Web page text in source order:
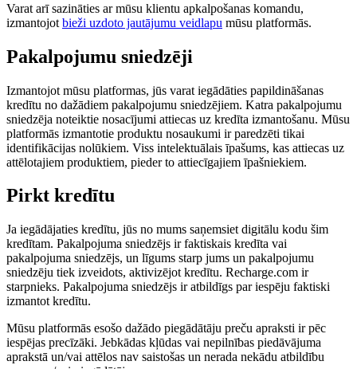
Varat arī sazināties ar mūsu klientu apkalpošanas komandu,
izmantojot bieži uzdoto jautājumu veidlapu mūsu platformās.
Pakalpojumu sniedzēji
Izmantojot mūsu platformas, jūs varat iegādāties papildināšanas
kredītu no dažādiem pakalpojumu sniedzējiem. Katra pakalpojumu
sniedzēja noteiktie nosacījumi attiecas uz kredīta izmantošanu. Mūsu
platformās izmantotie produktu nosaukumi ir paredzēti tikai
identifikācijas nolūkiem. Viss intelektuālais īpašums, kas attiecas uz
attēlotajiem produktiem, pieder to attiecīgajiem īpašniekiem.
Pirkt kredītu
Ja iegādājaties kredītu, jūs no mums saņemsiet digitālu kodu šim
kredītam. Pakalpojuma sniedzējs ir faktiskais kredīta vai
pakalpojuma sniedzējs, un līgums starp jums un pakalpojumu
sniedzēju tiek izveidots, aktivizējot kredītu. Recharge.com ir
starpnieks. Pakalpojuma sniedzējs ir atbildīgs par iespēju faktiski
izmantot kredītu.
Mūsu platformās esošo dažādo piegādātāju preču apraksti ir pēc
iespējas precīzāki. Jebkādas kļūdas vai nepilnības piedāvājuma
aprakstā un/vai attēlos nav saistošas ​​un nerada nekādu atbildību